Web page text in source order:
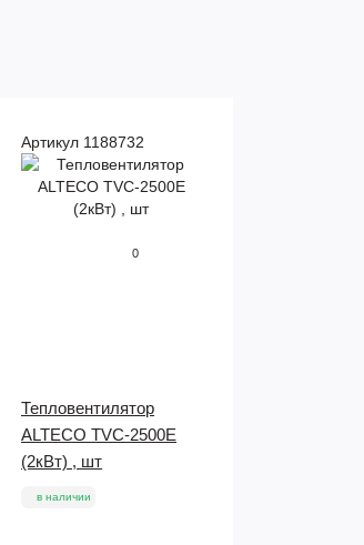
Артикул 1188732
0
Тепловентилятор
ALTECO TVC-2500Е
(2кВт) , шт
в наличии